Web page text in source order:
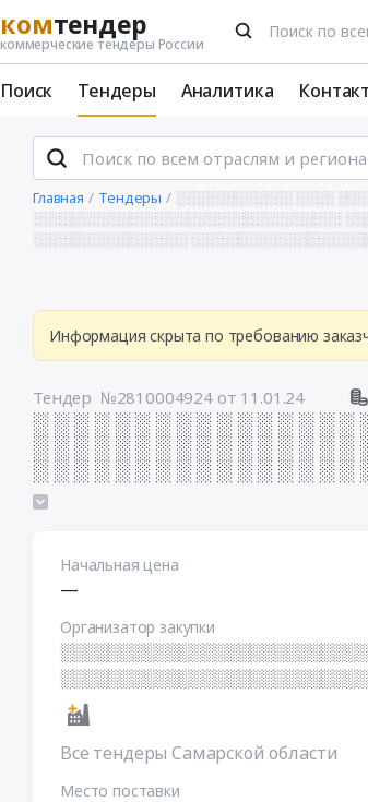
комтендер
коммерческие тендеры России
Поиск Тендеры Аналитика
Главная Тендеры
░░░░░░░░░░░░ ░░░░
░░░░░░░░░░░░░░░░░░░░░░░░░░░░░░░░
░░░░░░░░░░░░░░░░
Информация скрыта по требованию
Тендер №2810004924от 11.01.24
░ ░ ░ ░ ░ ░ ░ ░ ░ ░ ░ ░ ░ ░ ░ ░
░ ░ ░ ░ ░ ░ ░ ░ ░ ░ ░ ░ ░ ░ ░ ░
░ ░ ░ ░ ░ ░ ░ ░ ░ ░ ░ ░ ░ ░ ░ ░
░ ░ ░ ░ ░ ░ ░ ░ ░ ░ ░ ░ ░ ░ ░ ░
░ ░ ░ ░ ░ ░ ░ ░ ░ ░ ░ ░ ░ ░ ░ ░
Начальная цена
—
Организатор закупки
Все тендеры Самарской области
Место поставки